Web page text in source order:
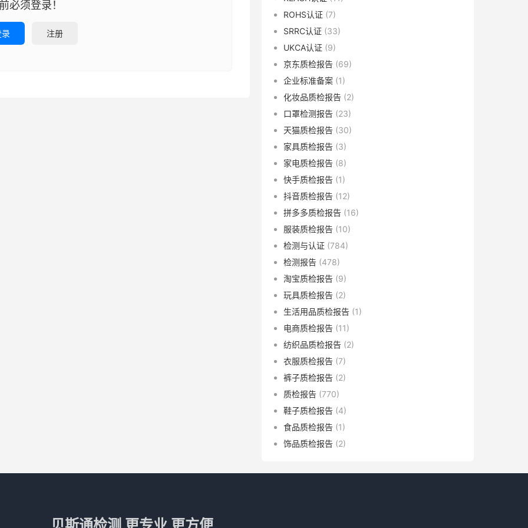
必须登录！
录 注册
ROHS认证 (7)
SRRC认证 (33)
UKCA认证 (9)
京东质检报告 (69)
企业标准备案 (1)
化妆品质检报告 (2)
口罩检测报告 (23)
天猫质检报告 (30)
家具质检报告 (3)
家电质检报告 (8)
快手质检报告 (1)
抖音质检报告 (12)
拼多多质检报告 (16)
服装质检报告 (10)
检测与认证 (784)
检测报告 (478)
淘宝质检报告 (9)
玩具质检报告 (2)
生活用品质检报告 (1)
电商质检报告 (11)
纺织品质检报告 (2)
衣服质检报告 (7)
裤子质检报告 (2)
质检报告 (770)
鞋子质检报告 (4)
食品质检报告 (1)
饰品质检报告 (2)